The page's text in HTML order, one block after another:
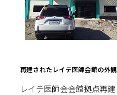
再建されたレイテ医師会館の外観
レイテ医師会会館拠点再建